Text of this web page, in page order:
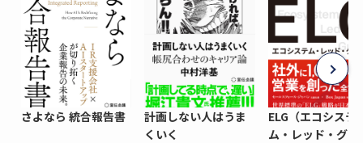
さよなら 統合報告書
計画しない人はうま
くいく
ELG（エコシステ
ム・レッド・グロ